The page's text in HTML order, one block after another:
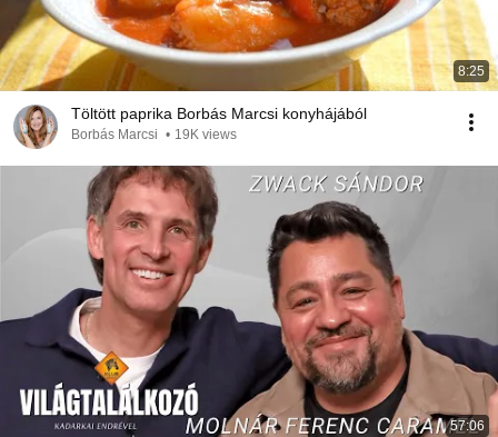
8:25
Töltött paprika Borbás Marcsi konyhájából
Borbás Marcsi • 19K views
57:06